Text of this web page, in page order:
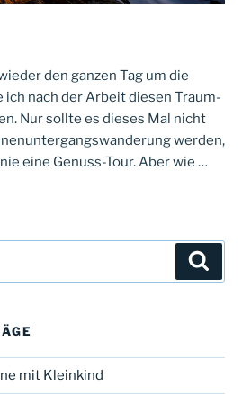
den ganzen Tag um die
nach der Arbeit diesen Traum-
Nur sollte es dieses Mal nicht
werden,
eine Genuss-Tour. Aber wie …
mit Kleinkind